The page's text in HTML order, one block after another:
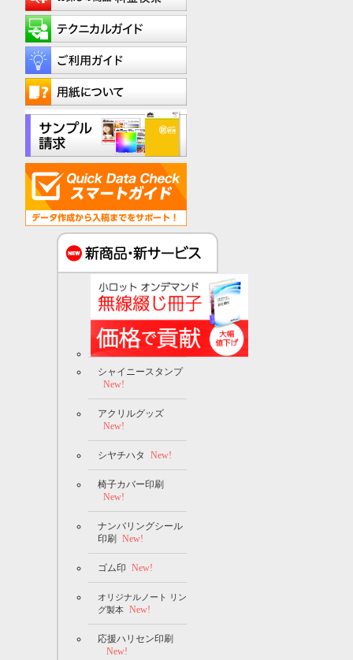
シャイニースタンプ
New!
アクリルグッズ
New!
シヤチハタ New!
椅子カバー印刷
New!
ナンバリングシール
印刷
New!
ゴム印 New!
オリジナルノート リン
グ製本 New!
応援ハリセン印刷
New!